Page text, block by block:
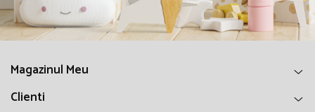
Magazinul Meu
Clienti